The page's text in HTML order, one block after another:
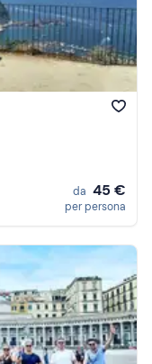
da 45 €
per persona